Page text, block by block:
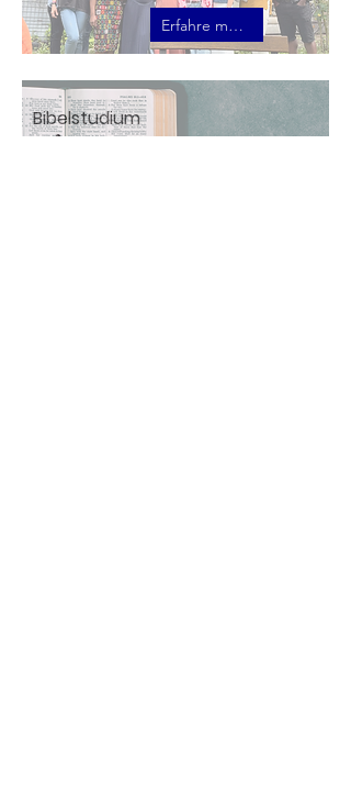
Erfahre mehr
Bibelstudium
Mittwoch 19:00-20:00